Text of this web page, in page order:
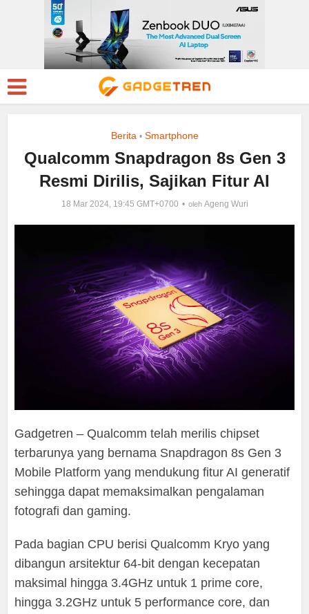
Berita • Smartphone
Qualcomm Snapdragon 8s Gen 3
Resmi Dirilis, Sajikan Fitur AI
18 Mar 2024, 19:45 GMT+0700 oleh Ageng Wuri
Gadgetren – Qualcomm telah merilis chipset
terbarunya yang bernama Snapdragon 8s Gen 3
Mobile Platform yang mendukung fitur AI generatif
sehingga dapat memaksimalkan pengalaman
fotografi dan gaming.
Pada bagian CPU berisi Qualcomm Kryo yang
dibangun arsitektur 64-bit dengan kecepatan
maksimal hingga 3.4GHz untuk 1 prime core,
hingga 3.2GHz untuk 5 performance core, dan